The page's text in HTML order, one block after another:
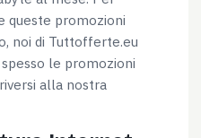
queste promozioni
noi di Tuttofferte.eu
le promozioni
alla nostra